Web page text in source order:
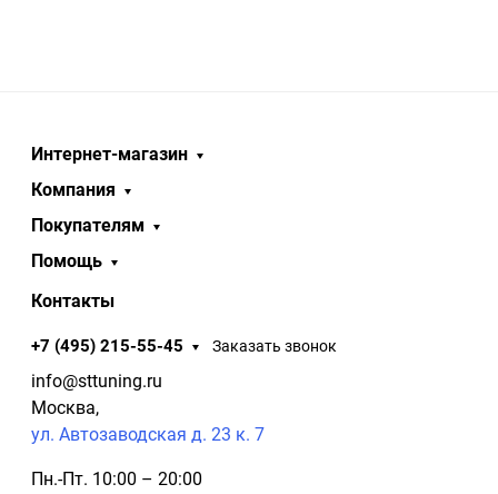
Интернет-магазин
Компания
Покупателям
Помощь
Контакты
+7 (495) 215-55-45 Заказать звонок
info@sttuning.ru
Москва,
ул. Автозаводская д. 23 к. 7
Пн.-Пт. 10:00 – 20:00